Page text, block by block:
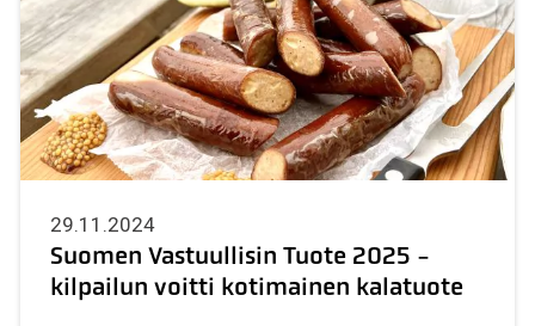
29.11.2024
Suomen Vastuullisin Tuote 2025 -
kilpailun voitti kotimainen kalatuote